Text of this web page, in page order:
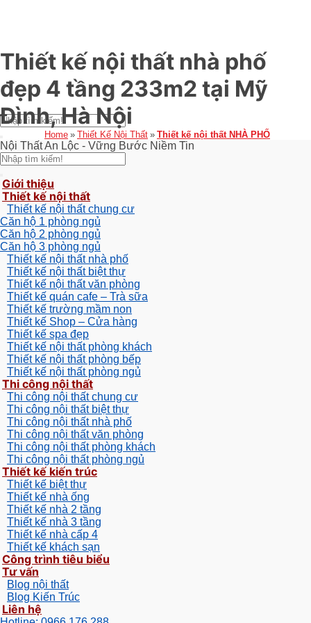
Nội Thất An Lộc - Vững Bước Niềm Tin
Giới thiệu
Thiết kế nội thất
Thiết kế nội thất chung cư
Căn hộ 1 phòng ngủ
Căn hộ 2 phòng ngủ
Căn hộ 3 phòng ngủ
Thiết kế nội thất nhà phố
Thiết kế nội thất biệt thự
Thiết kế nội thất văn phòng
Thiết kế quán cafe – Trà sữa
Thiết kế trường mầm non
Thiết kế Shop – Cửa hàng
Thiết kế spa đẹp
Thiết kế nội thất phòng khách
Thiết kế nội thất phòng bếp
Thiết kế nội thất phòng ngủ
Thi công nội thất
Thi công nội thất chung cư
Thi công nội thất biệt thự
Thi công nội thất nhà phố
Thi công nội thất văn phòng
Thi công nội thất phòng khách
Thi công nội thất phòng ngủ
Thiết kế kiến trúc
Thiết kế biệt thự
Thiết kế nhà ống
Thiết kế nhà 2 tầng
Thiết kế nhà 3 tầng
Thiết kế nhà cấp 4
Thiết kế khách sạn
Công trình tiêu biểu
Tư vấn
Blog nội thất
Blog Kiến Trúc
Liên hệ
Thiết kế nội thất nhà phố
đẹp 4 tầng 233m2 tại Mỹ
Đình, Hà Nội
Home Thiết Kế Nội Thất Thiết kế nội thất NHÀ PHỐ